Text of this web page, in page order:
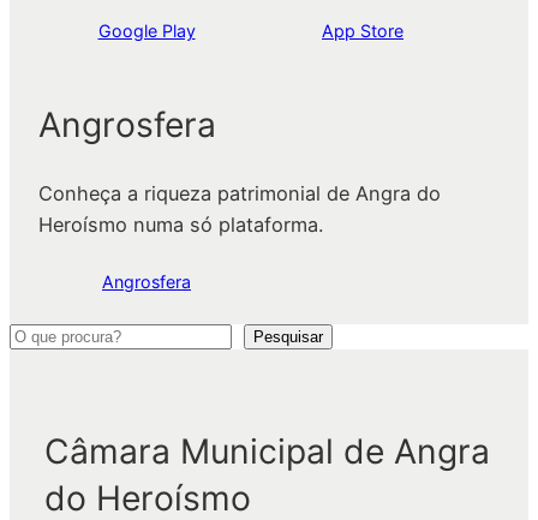
Google Play App Store
Angrosfera
Conheça a riqueza patrimonial de Angra do
Heroísmo numa só plataforma.
Angrosfera
P
Pesquisar
Câmara Municipal de Angra
do Heroísmo